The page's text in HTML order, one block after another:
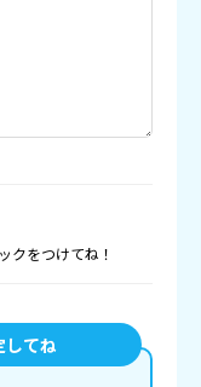
クをつけてね！
してね